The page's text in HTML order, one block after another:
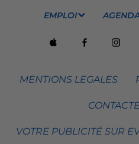
EMPLOI
MENTIONS LEGALES
VOTRE PUBLICITÉ SUR